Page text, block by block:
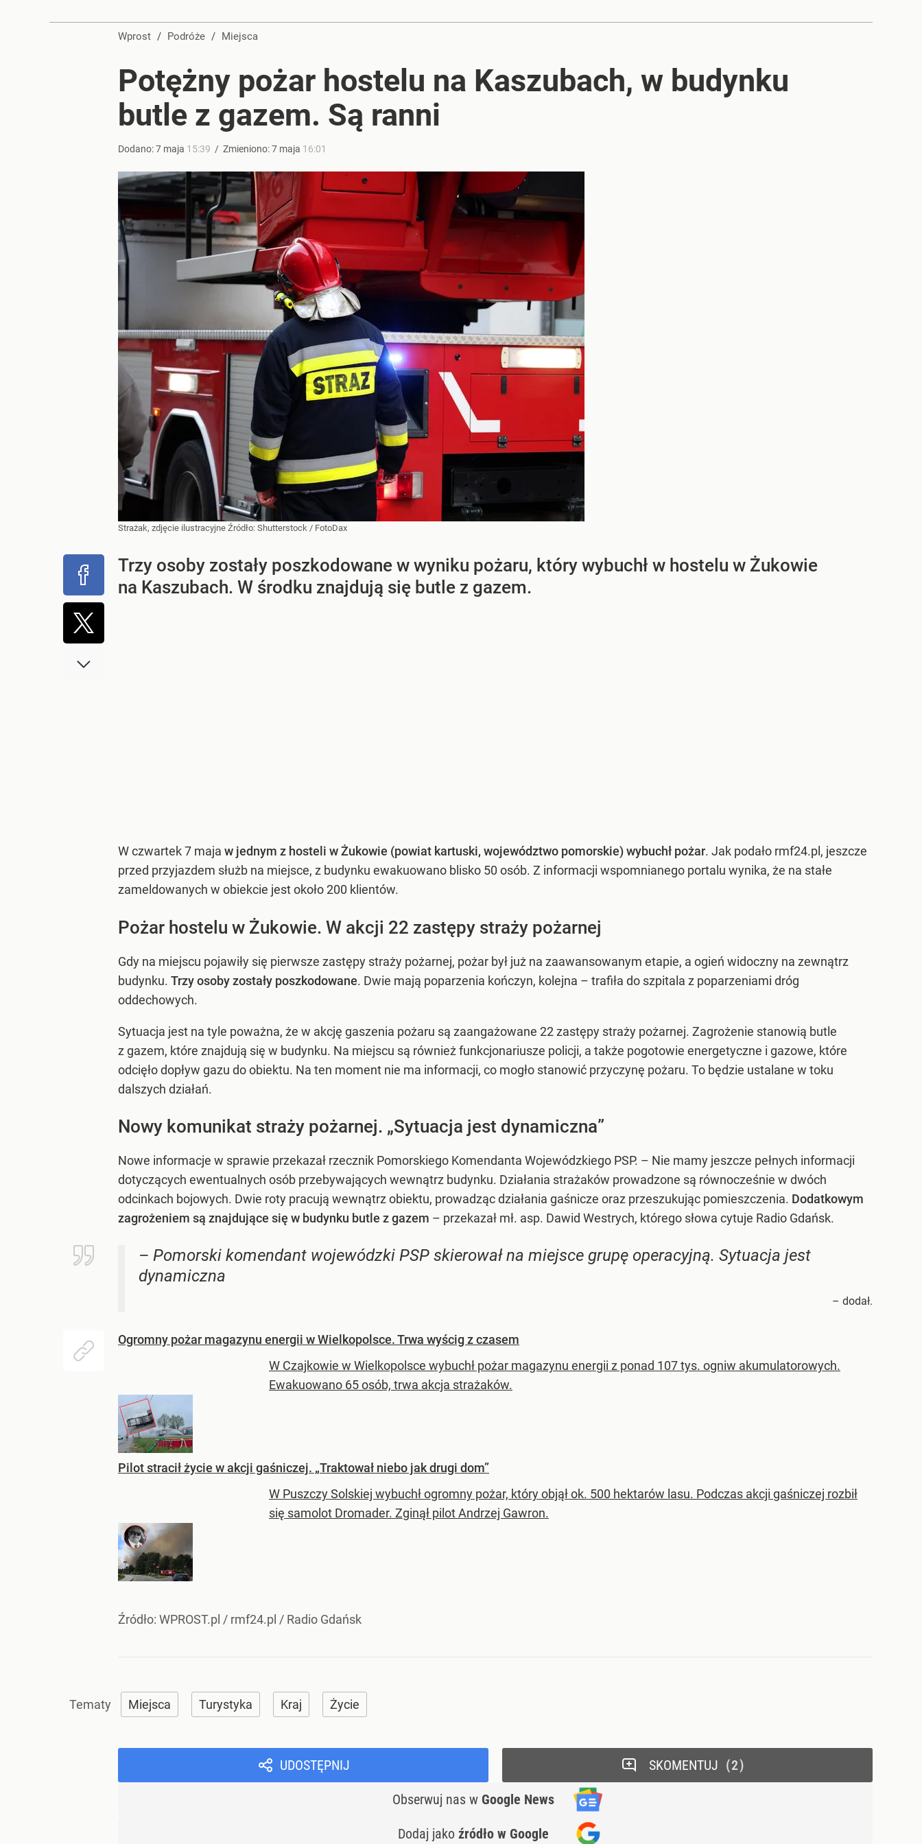
Tego sondażu premier nie może zlekceważyć. Polacy o przywróceniu CPN
Perła świata w nowym rankingu. W tym mieście żyje się najlepiej
Wprost / Podróże / Miejsca
Potężny pożar hostelu na Kaszubach, w budynku
butle z gazem. Są ranni
Dodano:7 maja 15:39 / Zmieniono:7 maja 16:01
Strażak, zdjęcie ilustracyjne Źródło: Shutterstock / FotoDax
Trzy osoby zostały poszkodowane w wyniku pożaru, który wybuchł w hostelu w Żukowie
na Kaszubach. W środku znajdują się butle z gazem.
W czwartek 7 maja w jednym z hosteli w Żukowie (powiat kartuski, województwo pomorskie) wybuchł pożar. Jak podało rmf24.pl, jeszcze
przed przyjazdem służb na miejsce, z budynku ewakuowano blisko 50 osób. Z informacji wspomnianego portalu wynika, że na stałe
zameldowanych w obiekcie jest około 200 klientów.
Pożar hostelu w Żukowie. W akcji 22 zastępy straży pożarnej
Gdy na miejscu pojawiły się pierwsze zastępy straży pożarnej, pożar był już na zaawansowanym etapie, a ogień widoczny na zewnątrz
budynku. Trzy osoby zostały poszkodowane. Dwie mają poparzenia kończyn, kolejna – trafiła do szpitala z poparzeniami dróg
oddechowych.
Sytuacja jest na tyle poważna, że w akcję gaszenia pożaru są zaangażowane 22 zastępy straży pożarnej. Zagrożenie stanowią butle
z gazem, które znajdują się w budynku. Na miejscu są również funkcjonariusze policji, a także pogotowie energetyczne i gazowe, które
odcięło dopływ gazu do obiektu. Na ten moment nie ma informacji, co mogło stanowić przyczynę pożaru. To będzie ustalane w toku
dalszych działań.
Nowy komunikat straży pożarnej. „Sytuacja jest dynamiczna”
Nowe informacje w sprawie przekazał rzecznik Pomorskiego Komendanta Wojewódzkiego PSP. – Nie mamy jeszcze pełnych informacji
dotyczących ewentualnych osób przebywających wewnątrz budynku. Działania strażaków prowadzone są równocześnie w dwóch
odcinkach bojowych. Dwie roty pracują wewnątrz obiektu, prowadząc działania gaśnicze oraz przeszukując pomieszczenia. Dodatkowym
zagrożeniem są znajdujące się w budynku butle z gazem – przekazał mł. asp. Dawid Westrych, którego słowa cytuje Radio Gdańsk.
– Pomorski komendant wojewódzki PSP skierował na miejsce grupę operacyjną. Sytuacja jest
dynamiczna
– dodał.
Ogromny pożar magazynu energii w Wielkopolsce. Trwa wyścig z czasem
W Czajkowie w Wielkopolsce wybuchł pożar magazynu energii z ponad 107 tys. ogniw akumulatorowych.
Ewakuowano 65 osób, trwa akcja strażaków.
Pilot stracił życie w akcji gaśniczej. „Traktował niebo jak drugi dom”
W Puszczy Solskiej wybuchł ogromny pożar, który objął ok. 500 hektarów lasu. Podczas akcji gaśniczej rozbił
się samolot Dromader. Zginął pilot Andrzej Gawron.
Źródło: WPROST.pl / rmf24.pl / Radio Gdańsk
Miejsca Turystyka Kraj Życie
UDOSTĘPNIJ
Obserwuj nas w Google News
Dodaj jako źródło w Google
SKOMENTUJ 2